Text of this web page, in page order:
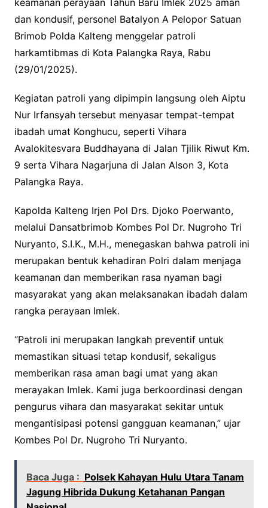
dan kondusif, personel Batalyon A Pelopor Satuan
Brimob Polda Kalteng menggelar patroli
harkamtibmas di Kota Palangka Raya, Rabu
(29/01/2025).
Kegiatan patroli yang dipimpin langsung oleh Aiptu
Nur Irfansyah tersebut menyasar tempat-tempat
ibadah umat Konghucu, seperti Vihara
Avalokitesvara Buddhayana di Jalan Tjilik Riwut Km.
9 serta Vihara Nagarjuna di Jalan Alson 3, Kota
Palangka Raya.
Kapolda Kalteng Irjen Pol Drs. Djoko Poerwanto,
melalui Dansatbrimob Kombes Pol Dr. Nugroho Tri
Nuryanto, S.I.K., M.H., menegaskan bahwa patroli ini
merupakan bentuk kehadiran Polri dalam menjaga
keamanan dan memberikan rasa nyaman bagi
masyarakat yang akan melaksanakan ibadah dalam
rangka perayaan Imlek.
“Patroli ini merupakan langkah preventif untuk
memastikan situasi tetap kondusif, sekaligus
memberikan rasa aman bagi umat yang akan
merayakan Imlek. Kami juga berkoordinasi dengan
pengurus vihara dan masyarakat sekitar untuk
mengantisipasi potensi gangguan keamanan,” ujar
Kombes Pol Dr. Nugroho Tri Nuryanto.
Baca Juga : Polsek Kahayan Hulu Utara Tanam
Jagung Hibrida Dukung Ketahanan Pangan